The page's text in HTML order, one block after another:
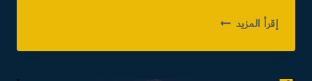
إقرأ المزيد دليلك
المسح